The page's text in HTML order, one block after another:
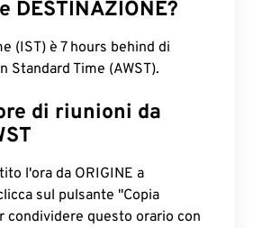
DESTINAZIONE?
(IST) è 7 hours behind di
Standard Time (AWST).
di riunioni da
l'ora da ORIGINE a
sul pulsante "Copia
condividere questo orario con